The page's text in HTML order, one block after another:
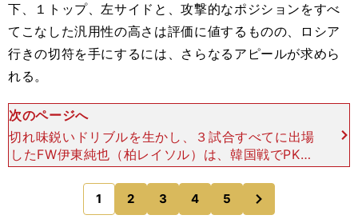
下、１トップ、左サイドと、攻撃的なポジションをすべ
てこなした汎用性の高さは評価に値するものの、ロシア
行きの切符を手にするには、さらなるアピールが求めら
れる。
次のページへ
切れ味鋭いドリブルを生かし、３試合すべてに出場
したFW伊東純也（柏レイソル）は、韓国戦でPKを
奪うなど、求められる役割をこなした。ただし、同
じドリブラーのFW乾貴士（エイバル）と比べれ
ば、プレーの精度
1 2 3 4 5
のページへ